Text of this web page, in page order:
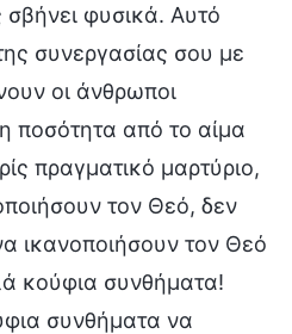
φυσικά. Αυτό
συνεργασίας σου με
οι άνθρωποι
ποσότητα από το αίμα
πραγματικό μαρτύριο,
τον Θεό, δεν
ικανοποιήσουν τον Θεό
κούφια συνθήματα!
συνθήματα να